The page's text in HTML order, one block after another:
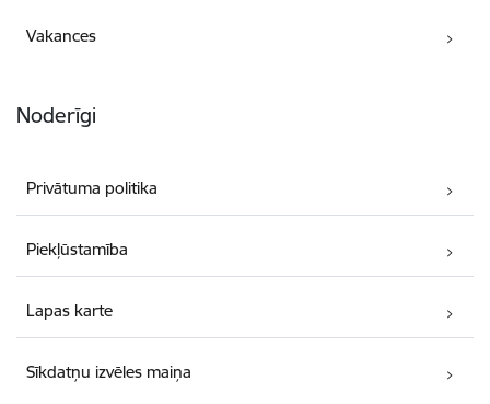
Vakances
Noderīgi
Privātuma politika
Piekļūstamība
Lapas karte
Sīkdatņu izvēles maiņa